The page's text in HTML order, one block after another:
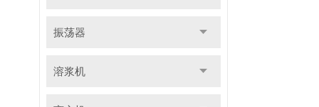
振荡器
溶浆机